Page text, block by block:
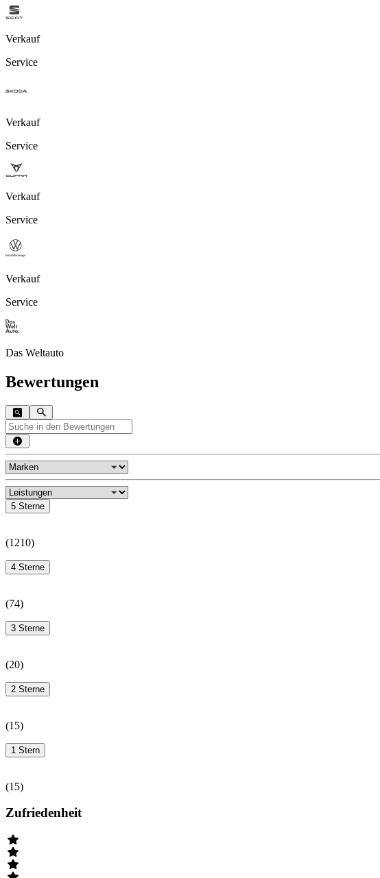
Verkauf
Service
Verkauf
Service
Verkauf
Service
Verkauf
Service
Das Weltauto
Bewertungen
5 Sterne
(1210)
4 Sterne
(74)
3 Sterne
(20)
2 Sterne
(15)
1 Stern
(15)
Zufriedenheit